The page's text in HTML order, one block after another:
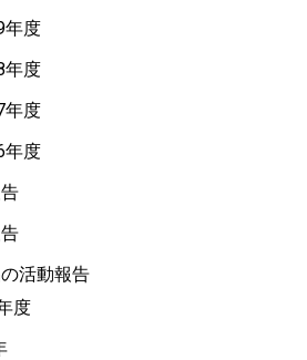
年度
年度
年度
年度
活動報告
度